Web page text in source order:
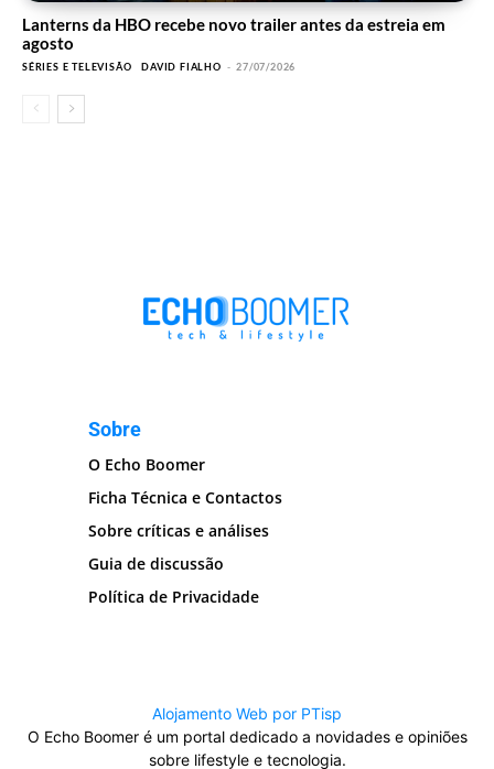
Lanterns da HBO recebe novo trailer antes da estreia em
agosto
SÉRIES E TELEVISÃO DAVID FIALHO - 27/07/2026
Sobre
O Echo Boomer
Ficha Técnica e Contactos
Sobre críticas e análises
Guia de discussão
Política de Privacidade
Alojamento Web por PTisp
O Echo Boomer é um portal dedicado a novidades e opiniões
sobre lifestyle e tecnologia.